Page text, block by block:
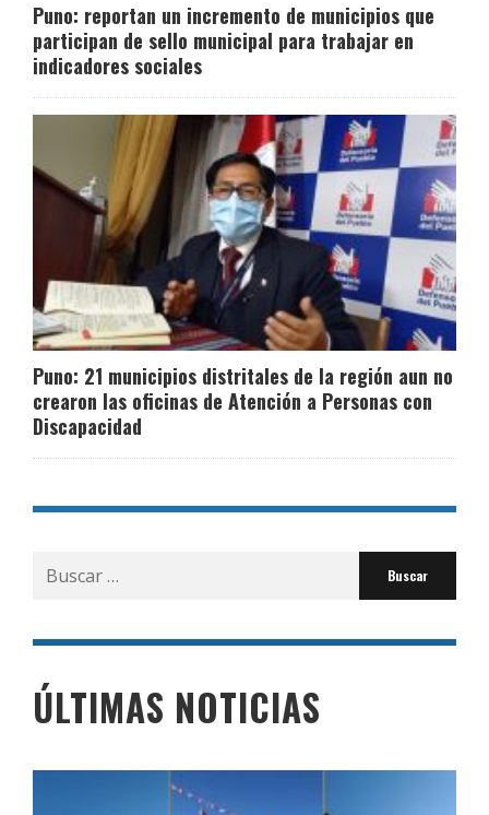
Puno: reportan un incremento de municipios que
participan de sello municipal para trabajar en
indicadores sociales
Puno: 21 municipios distritales de la región aun no
crearon las oficinas de Atención a Personas con
Discapacidad
Buscar
por:
ÚLTIMAS NOTICIAS